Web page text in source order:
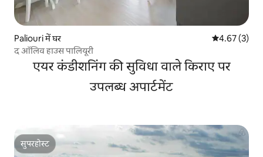
Paliouri में घर औसत रेटिंग 5 में
4.67 (3)
द ऑलिव हाउस पालियूरी
एयर कंडीशनिंग की सुविधा वाले किराए पर
उपलब्ध अपार्टमेंट
सुपरहोस्ट
सुपरहोस्ट